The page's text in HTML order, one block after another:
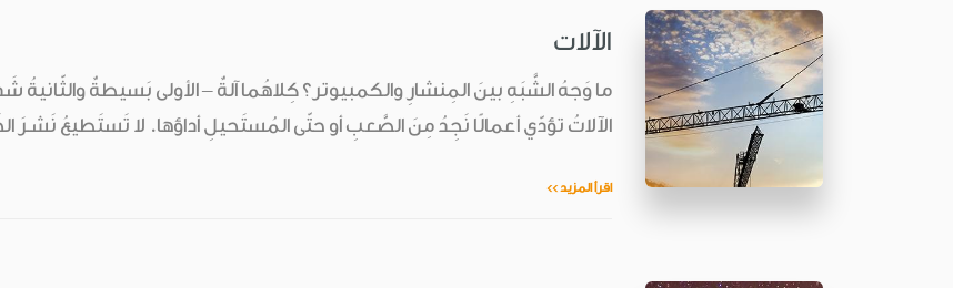
الآلات
ما وَجهُ الشَّبَهِ بينَ المِنشارِ والكمبيوتر؟ كِلاهُما آلةٌ – الأولى بَسيطةٌ
الآلاتُ تؤدّي أعمالًا نَجِدُ مِنَ الصَّعبِ أو حتّى المُستَحيلِ أداؤها. لا تَستَطيعُ
اقرأ المزيد >>